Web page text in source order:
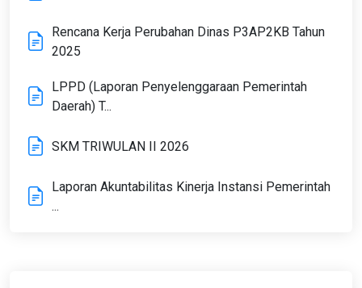
Rencana Kerja Perubahan Dinas P3AP2KB Tahun
2025
LPPD (Laporan Penyelenggaraan Pemerintah
Daerah) T...
SKM TRIWULAN II 2026
Laporan Akuntabilitas Kinerja Instansi Pemerintah
...